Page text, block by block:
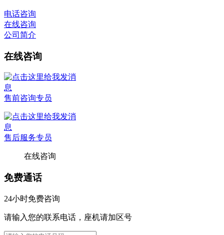
电话咨询
在线咨询
公司简介
在线咨询
售前咨询专员
售后服务专员
在线咨询
免费通话
24小时免费咨询
请输入您的联系电话，座机请加区号